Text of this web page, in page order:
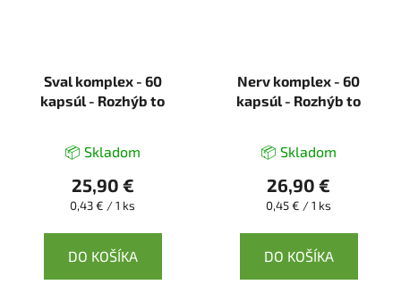
Sval komplex - 60
kapsúl - Rozhýb to
📦 Skladom
25,90 €
Jednotková
0,43 € / 1 ks
DO KOŠÍKA
Nerv komplex - 60
kapsúl - Rozhýb to
📦 Skladom
26,90 €
Jednotková
0,45 € / 1 ks
DO KOŠÍKA